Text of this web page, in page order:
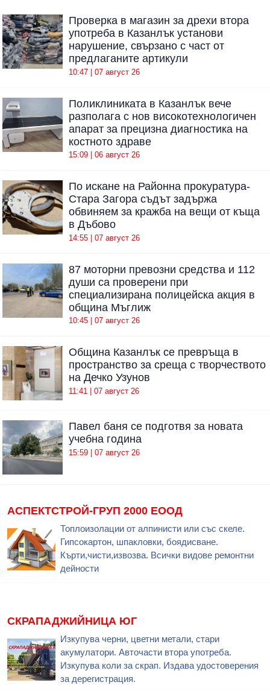
Проверка в магазин за дрехи втора
употреба в Казанлък установи
нарушение, свързано с част от
предлаганите артикули
10:47 | 07 август 26
Поликлиниката в Казанлък вече
разполага с нов високотехнологичен
апарат за прецизна диагностика на
костното здраве
15:09 | 06 август 26
По искане на Районна прокуратура-
Стара Загора съдът задържа
обвиняем за кражба на вещи от къща
в Дъбово
14:55 | 07 август 26
87 моторни превозни средства и 112
души са проверени при
специализирана полицейска акция в
община Мъглиж
10:45 | 07 август 26
Община Казанлък се превръща в
пространство за среща с творчеството
на Дечко Узунов
11:41 | 07 август 26
Павел баня се подготвя за новата
учебна година
15:59 | 07 август 26
АСПЕКТСТРОЙ-ГРУП 2000 ЕООД
Топлоизолации от алпинисти или със скеле.
Гипсокартон, шпакловки, боядисване.
Кърти,чисти,извозва. Всички видове ремонтни
дейности
СКРАПАДЖИЙНИЦА ЮГ
Изкупува черни, цветни метали, стари
акумулатори. Авточасти втора употреба.
Изкупува коли за скрап. Издава удостоверения
за дерегистрация.